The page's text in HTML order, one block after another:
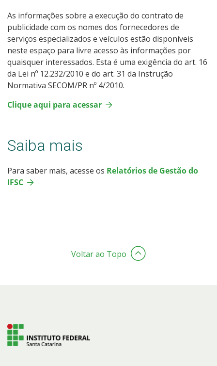
As informações sobre a execução do contrato de
publicidade com os nomes dos fornecedores de
serviços especializados e veículos estão disponíveis
neste espaço para livre acesso às informações por
quaisquer interessados. Esta é uma exigência do art. 16
da Lei nº 12.232/2010 e do art. 31 da Instrução
Normativa SECOM/PR nº 4/2010.
Clique aqui para acessar
Saiba mais
Para saber mais, acesse os Relatórios de Gestão do
IFSC
Voltar ao Topo